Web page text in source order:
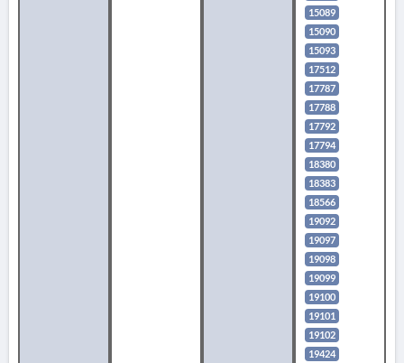
15089
15090
15093
17512
17787
17788
17792
17794
18380
18383
18566
19092
19097
19098
19099
19100
19101
19102
19424